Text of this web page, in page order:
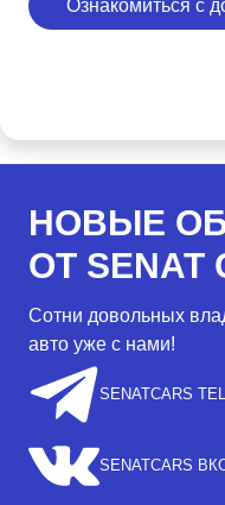
Ознакомиться с
НОВЫЕ
ОТ SENAT
Сотни довольных
авто уже с нами!
SENATCARS
SENATCARS